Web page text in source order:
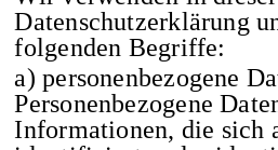
Datenschutzerklärung
folgenden Begriffe:
a) personenbezogene
Personenbezogene
Informationen, die sich